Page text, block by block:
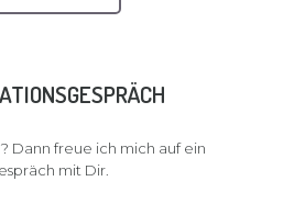
Dann freue ich mich auf ein
mit Dir.